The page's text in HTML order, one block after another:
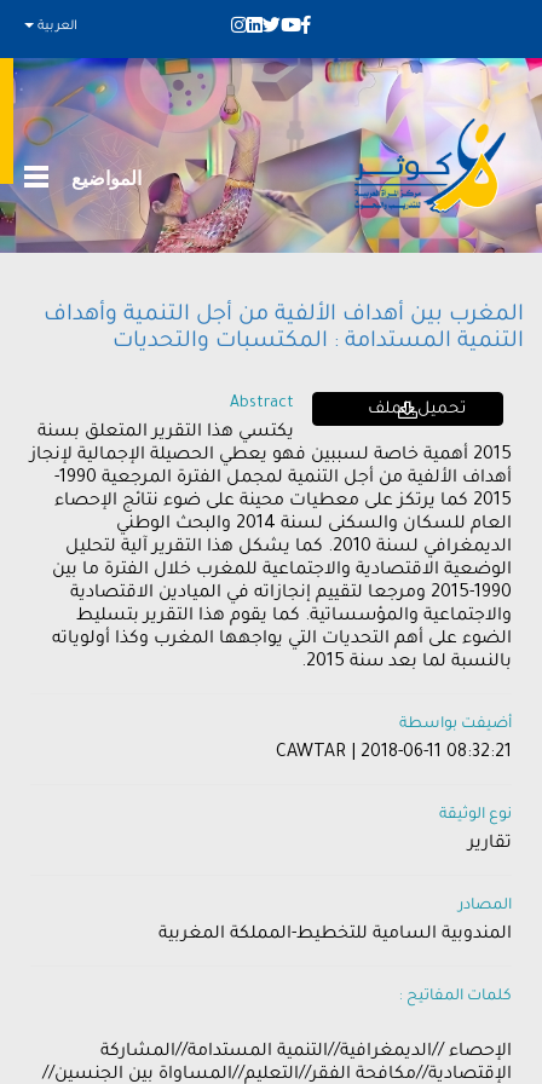
العربية
المواضيع
المغرب بين أهداف الألفية من أجل التنمية وأهداف
التنمية المستدامة : المكتسبات والتحديات
تحميل الملف Abstract
يكتسي هذا التقرير المتعلق بسنة
2015 أهمية خاصة لسببين فهو يعطي الحصيلة الإجمالية لإنجاز
أهداف الألفية من أجل التنمية لمجمل الفترة المرجعية 1990-
2015 كما يرتكز على معطيات محينة على ضوء نتائج الإحصاء
العام للسكان والسكنى لسنة 2014 والبحث الوطني
الديمغرافي لسنة 2010. كما يشكل هذا التقرير آلية لتحليل
الوضعية الاقتصادية والاجتماعية للمغرب خلال الفترة ما بين
1990-2015 ومرجعا لتقييم إنجازاته في الميادين الاقتصادية
والاجتماعية والمؤسساتية. كما يقوم هذا التقرير بتسليط
الضوء على أهم التحديات التي يواجهها المغرب وكذا أولوياته
بالنسبة لما بعد سنة 2015.
أضيفت بواسطة
CAWTAR | 2018-06-11 08:32:21
نوع الوثيقة
تقارير
المصادر
المندوبية السامية للتخطيط-المملكة المغربية
كلمات المفاتيح :
​الإحصاء ​//الديمغرافية//التنمية المستدامة//المشاركة
الإقتصادية​​​//مكافحة الفقر​​​//التعليم//المساواة بين الجنسين//